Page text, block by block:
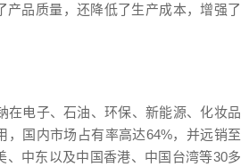
产品质量，还降低了生产成本，增强了
在电子、石油、环保、新能源、化妆品
，国内市场占有率高达64%，并远销至
、中东以及中国香港、中国台湾等30多